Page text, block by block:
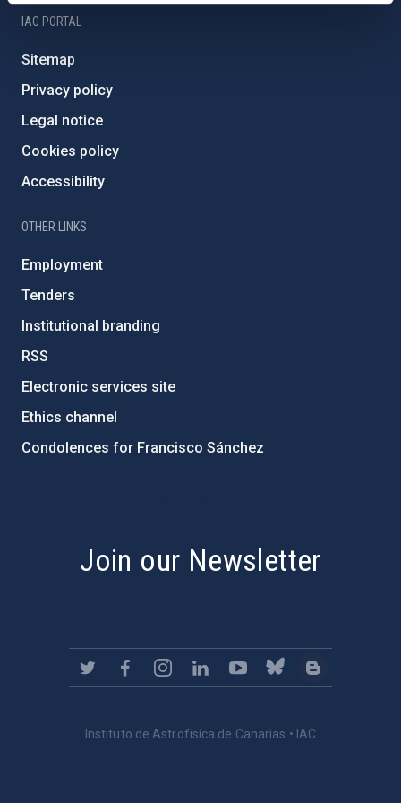
IAC PORTAL
Sitemap
Privacy policy
Legal notice
Cookies policy
Accessibility
OTHER LINKS
Employment
Tenders
Institutional branding
RSS
Electronic services site
Ethics channel
Condolences for Francisco Sánchez
Join our Newsletter
Instituto de Astrofísica de Canarias • IAC